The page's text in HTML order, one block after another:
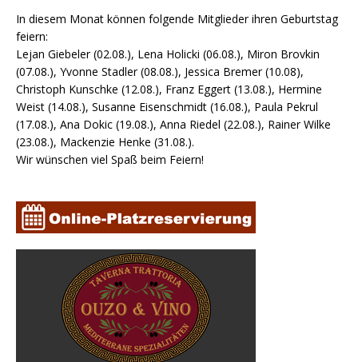
In diesem Monat können folgende Mitglieder ihren Geburtstag
feiern:
Lejan Giebeler (02.08.), Lena Holicki (06.08.), Miron Brovkin
(07.08.), Yvonne Stadler (08.08.), Jessica Bremer (10.08),
Christoph Kunschke (12.08.), Franz Eggert (13.08.), Hermine
Weist (14.08.), Susanne Eisenschmidt (16.08.), Paula Pekrul
(17.08.), Ana Dokic (19.08.), Anna Riedel (22.08.), Rainer Wilke
(23.08.), Mackenzie Henke (31.08.).
Wir wünschen viel Spaß beim Feiern!